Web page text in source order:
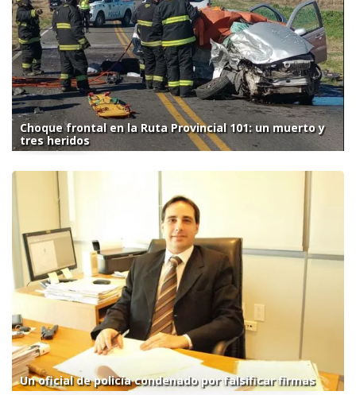
Choque frontal en la Ruta Provincial 101: un muerto y
tres heridos
Un oficial de policía condenado por falsificar firmas